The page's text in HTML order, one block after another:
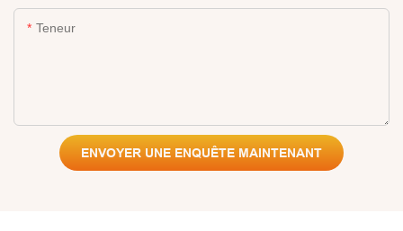
Teneur
ENVOYER UNE ENQUÊTE MAINTENANT